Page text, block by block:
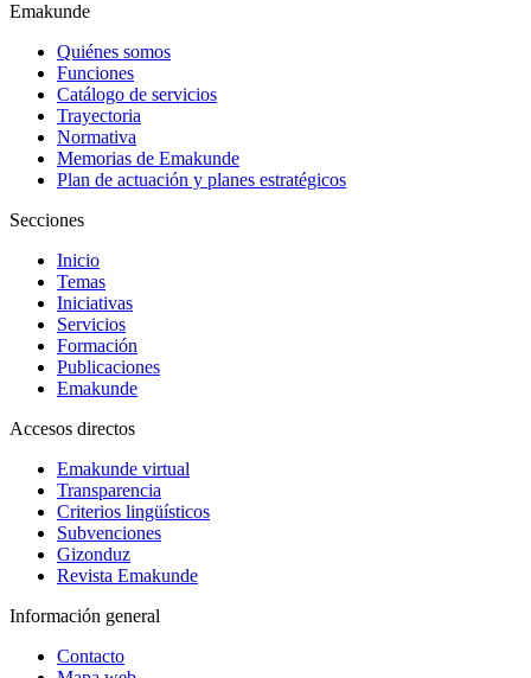
Emakunde
Quiénes somos
Funciones
Catálogo de servicios
Trayectoria
Normativa
Memorias de Emakunde
Plan de actuación y planes estratégicos
Secciones
Inicio
Temas
Iniciativas
Servicios
Formación
Publicaciones
Emakunde
Accesos directos
Emakunde virtual
Transparencia
Criterios lingüísticos
Subvenciones
Gizonduz
Revista Emakunde
Información general
Contacto